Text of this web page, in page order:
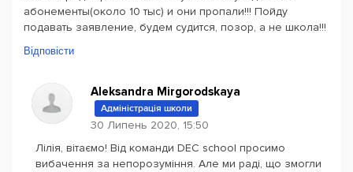
абонементы(около 10 тыс) и они пропали!!! Пойду
подавать заявление, будем судится, позор, а не школа!!!
Відповісти
Aleksandra Mirgorodskaya
Адміністрація школи
30 Липень 2020, 15:50
Лілія, вітаємо! Від команди DEC sсhool просимо
вибачення за непорозуміння. Але ми раді, що змогли